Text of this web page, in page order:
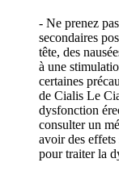
- Ne prenez
secondaires
tête, des
à une
certaines
de Cialis Le
dysfonction
consulter un
avoir des
pour traiter la